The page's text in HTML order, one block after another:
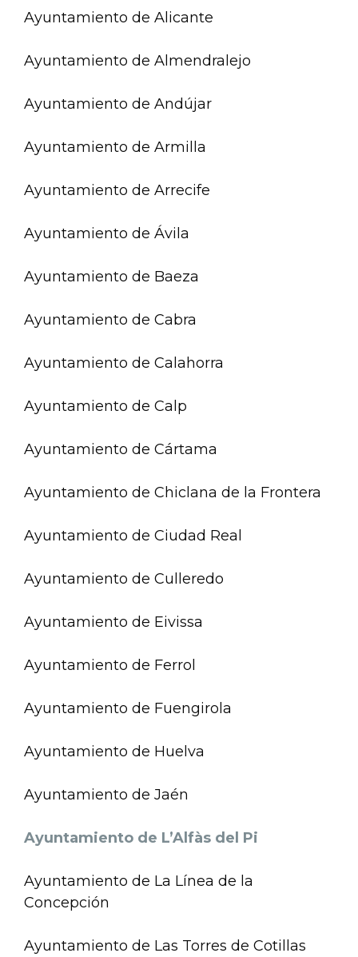
Ayuntamiento de Alicante
Ayuntamiento de Almendralejo
Ayuntamiento de Andújar
Ayuntamiento de Armilla
Ayuntamiento de Arrecife
Ayuntamiento de Ávila
Ayuntamiento de Baeza
Ayuntamiento de Cabra
Ayuntamiento de Calahorra
Ayuntamiento de Calp
Ayuntamiento de Cártama
Ayuntamiento de Chiclana de la Frontera
Ayuntamiento de Ciudad Real
Ayuntamiento de Culleredo
Ayuntamiento de Eivissa
Ayuntamiento de Ferrol
Ayuntamiento de Fuengirola
Ayuntamiento de Huelva
Ayuntamiento de Jaén
Ayuntamiento de L’Alfàs del Pi
Ayuntamiento de La Línea de la
Concepción
Ayuntamiento de Las Torres de Cotillas